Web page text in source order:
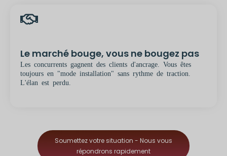
Le marché bouge, vous ne bougez pas
Les concurrents gagnent des clients d'ancrage. Vous êtes
toujours en "mode installation" sans rythme de traction.
L'élan est perdu.
Soumettez votre situation - Nous vous
répondrons rapidement